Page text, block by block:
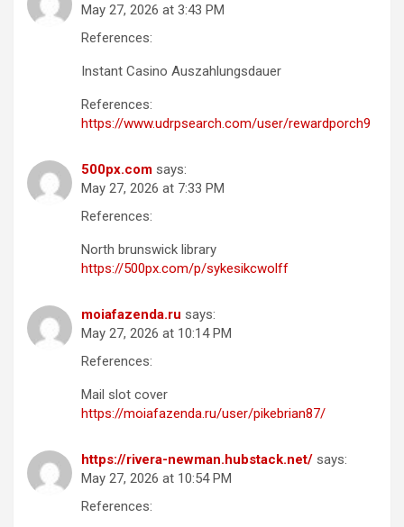
May 27, 2026 at 3:43 PM
References:
Instant Casino Auszahlungsdauer
References:
https://www.udrpsearch.com/user/rewardporch9
500px.com says:
May 27, 2026 at 7:33 PM
References:
North brunswick library
https://500px.com/p/sykesikcwolff
moiafazenda.ru says:
May 27, 2026 at 10:14 PM
References:
Mail slot cover
https://moiafazenda.ru/user/pikebrian87/
https://rivera-newman.hubstack.net/ says:
May 27, 2026 at 10:54 PM
References: